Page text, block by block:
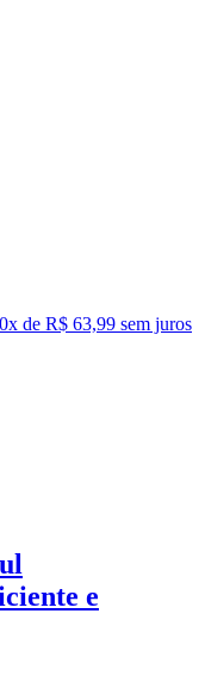
x de R$ 63,99 sem juros
e